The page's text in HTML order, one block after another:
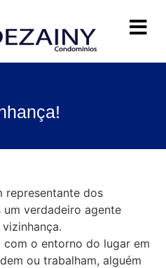
representante dos
verdadeiro agente
com o entorno do lugar em
ou trabalham, alguém